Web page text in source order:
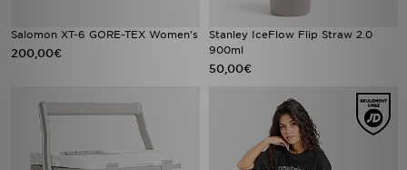
Salomon XT-6 GORE-TEX Women's
200,00€
Stanley IceFlow Flip Straw 2.0
900ml
50,00€